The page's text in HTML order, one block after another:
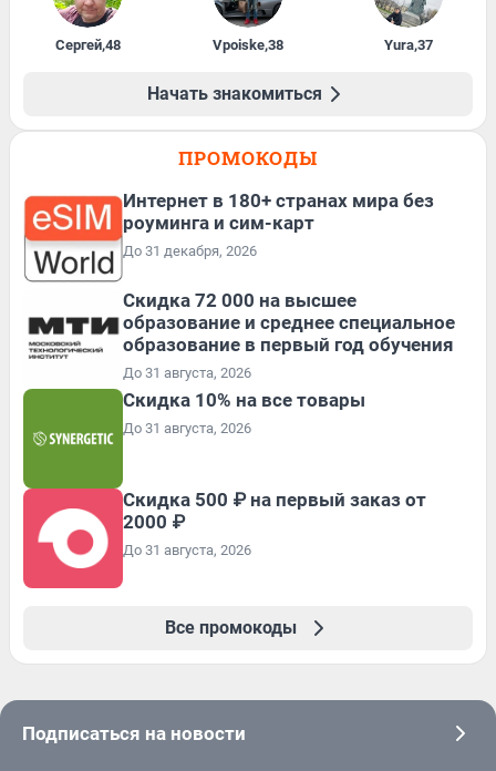
Сергей,48 Vpoiske,38 Yura,37
Начать знакомиться
ПРОМОКОДЫ
Интернет в 180+ странах мира без
роуминга и сим-карт
До 31 декабря, 2026
Скидка 72 000 на высшее
образование и среднее специальное
образование в первый год обучения
До 31 августа, 2026
Скидка 10% на все товары
До 31 августа, 2026
Скидка 500 ₽ на первый заказ от
2000 ₽
До 31 августа, 2026
Все промокоды
Подписаться на новости